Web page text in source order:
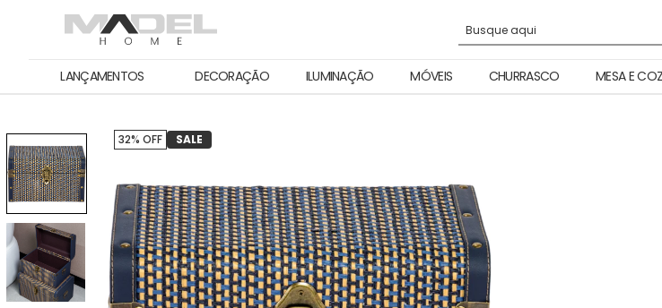
LANÇAMENTOS DECORAÇÃO ILUMINAÇÃO MÓVEIS CHURRASCO MESA E
32% OFF SALE